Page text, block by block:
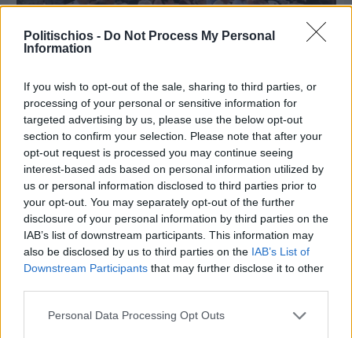
Politischios - Do Not Process My Personal
Information
If you wish to opt-out of the sale, sharing to third parties, or
processing of your personal or sensitive information for
targeted advertising by us, please use the below opt-out
section to confirm your selection. Please note that after your
opt-out request is processed you may continue seeing
interest-based ads based on personal information utilized by
us or personal information disclosed to third parties prior to
your opt-out. You may separately opt-out of the further
disclosure of your personal information by third parties on the
IAB’s list of downstream participants. This information may
also be disclosed by us to third parties on the IAB’s List of
Downstream Participants that may further disclose it to other
Personal Data Processing Opt Outs
Πριν 4 ημέρες
70 χρόνια ιστορίας και συγκίνησης για το
Ανδρεάδειο Γυμνάσιο Βροντάδου